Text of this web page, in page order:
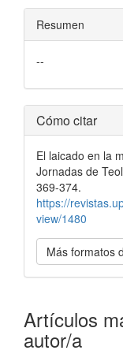
Resumen
--
Detalles
del
artículo
Cómo citar
El laicado en la
Jornadas de
369-374.
https://
view/1480
Más formatos
Artículos
autor/a